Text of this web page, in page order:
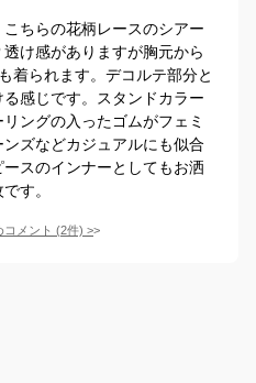
ちらの花柄レースのシアー
け感がありますが胸元から
着られます。デコルテ部分と
感じです。スタンドカラー
ングの入ったゴムがフェミ
ズなどカジュアルにも似合
スのインナーとしてもお洒
す。
メント (2件) >